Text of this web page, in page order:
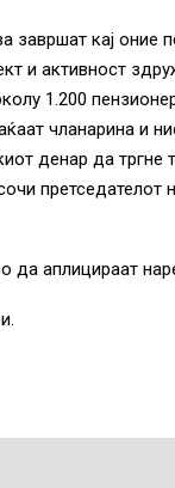
кај оние
и активност
1.200
чланарина и
денар да тргне
претседателот
да аплицираат